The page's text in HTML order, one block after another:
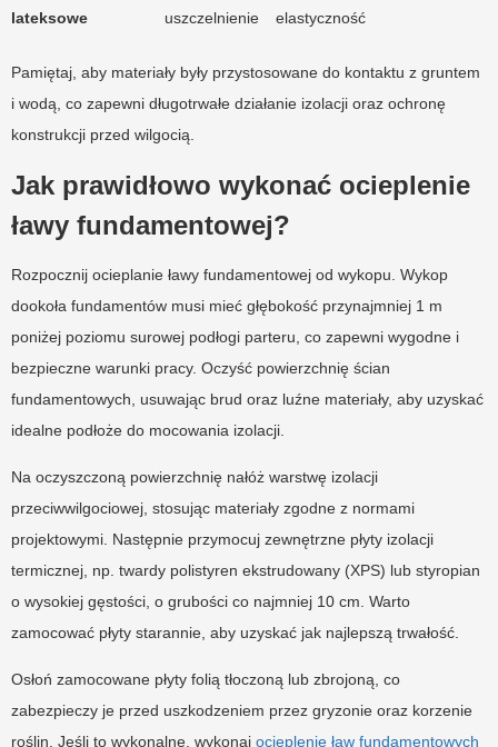
lateksowe
uszczelnienie
elastyczność
Pamiętaj, aby materiały były przystosowane do kontaktu z gruntem
i wodą, co zapewni długotrwałe działanie izolacji oraz ochronę
konstrukcji przed wilgocią.
Jak prawidłowo wykonać ocieplenie
ławy fundamentowej?
Rozpocznij ocieplanie ławy fundamentowej od wykopu. Wykop
dookoła fundamentów musi mieć głębokość przynajmniej 1 m
poniżej poziomu surowej podłogi parteru, co zapewni wygodne i
bezpieczne warunki pracy. Oczyść powierzchnię ścian
fundamentowych, usuwając brud oraz luźne materiały, aby uzyskać
idealne podłoże do mocowania izolacji.
Na oczyszczoną powierzchnię nałóż warstwę izolacji
przeciwwilgociowej, stosując materiały zgodne z normami
projektowymi. Następnie przymocuj zewnętrzne płyty izolacji
termicznej, np. twardy polistyren ekstrudowany (XPS) lub styropian
o wysokiej gęstości, o grubości co najmniej 10 cm. Warto
zamocować płyty starannie, aby uzyskać jak najlepszą trwałość.
Osłoń zamocowane płyty folią tłoczoną lub zbrojoną, co
zabezpieczy je przed uszkodzeniem przez gryzonie oraz korzenie
roślin. Jeśli to wykonalne, wykonaj ocieplenie ław fundamentowych